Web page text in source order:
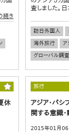
続き
査しました。
訪日外国人
海外旅行
ア
グローバル調査
休
旅行
アジア・パシ
関する意識
2015年01月06